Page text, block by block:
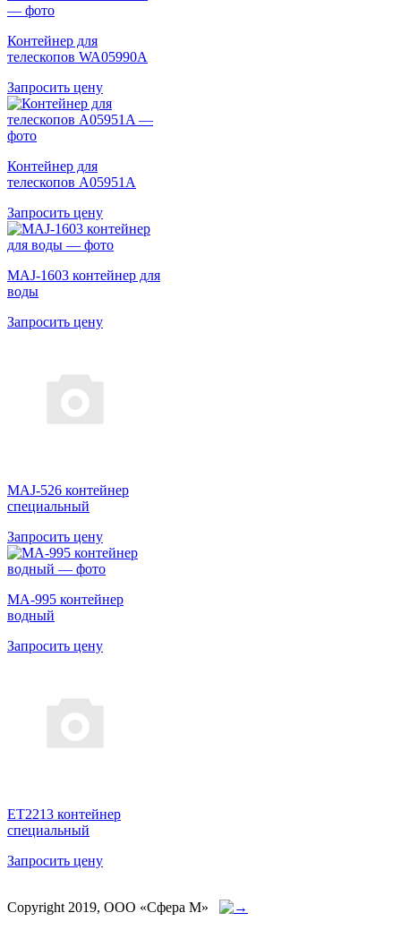
Контейнер для
телескопов WA05990A
Запросить цену
Контейнер для
телескопов A05951A
Запросить цену
MAJ-1603 контейнер для
воды
Запросить цену
MAJ-526 контейнер
специальный
Запросить цену
MA-995 контейнер
водный
Запросить цену
ET2213 контейнер
специальный
Запросить цену
Copyright 2019, ООО «Сфера М»